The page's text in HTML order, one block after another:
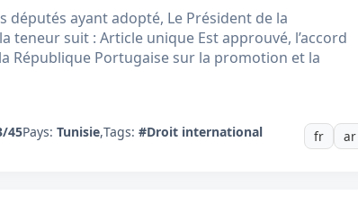
députés ayant adopté, Le Président de la
teneur suit : Article unique Est approuvé, l’accord
République Portugaise sur la promotion et la
45Pays: Tunisie,Tags: #Droit international fr ar